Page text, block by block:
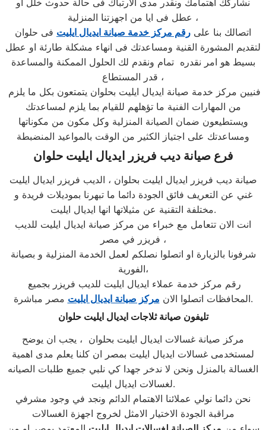
نشاركك اهتمامك ونقدر مدى الارتباك فى حالة حدوث خلل او
عطل فى ايا من اجهزتنا المنزلية ،
اتصالك بنا على رقم مركز خدمة صيانة ايديال ايليت فى حلوان
لتقديم المشورة القنية ومساعدتك فى انهاء مشكلة طارئة او عطل
بسيط هو امر نقدره تمام ونقدم لك الحلول الممكنة والمساعدة
قدر المستطاع ،
من المهارات الفنية ما تؤهلهم للقيام بما يلزم لمساعدتك
ويستطيعون ضمان الصيانة المنزلية وكل مكون من مكوناتها
ومساعدتك على اجتياز الكثير من الوقت بالمواعيد المنضبطة
فرع صيانة ديب فريزر ايديال ايليت حلوان
صيانة ديب فريزر ايديال ايليت بحلوان ، الديب فريزر ايديال ايليت
غني عن التعريف فائق الجودة دائما ما تبهرنا بموديلات فريدة و
مختلفة التقنية عن مثيلاتها انها ايديال ايليت.
انت الان تتعامل مع خبراء من مركز صيانة ايديال ايليت للديب
فريزر في مصر ،
شرفونا بالزيارة او اتصلوا نصلكم لعمل الخدمة المنزلية و بصيانة
الفورية،
المحافظات اتصلوا الان مركز صيانة ايديال ايليت
مصر مباشرة.
تليفون صيانة ثلاجات ايديال ايليت حلوان
مركز صيانة غسالات ايديال ايليت بحلوان ، يجب ان يوضح
لمستخدمى غسالات ايديال ايليت بمصر ان كلنا يعلم مدى اهمية
الغسالة بالمنزل ونحن لا ندخر جهدا كي نلبي جميع طلبات الصيانه
لغسالات ايديال ايليت.
نحن دائما نولي عملائنا الاهتمام الدائم ونجد في وجود مشرفي
مراقبة الجودة الاختيار الامثل لخروج اجهزة الغسالات